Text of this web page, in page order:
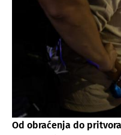
Od obraćenja do